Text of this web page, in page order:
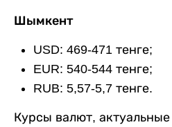
Шымкент
USD: 469-471 тенге;
EUR: 540-544 тенге;
RUB: 5,57-5,7 тенге.
Курсы валют, актуальные